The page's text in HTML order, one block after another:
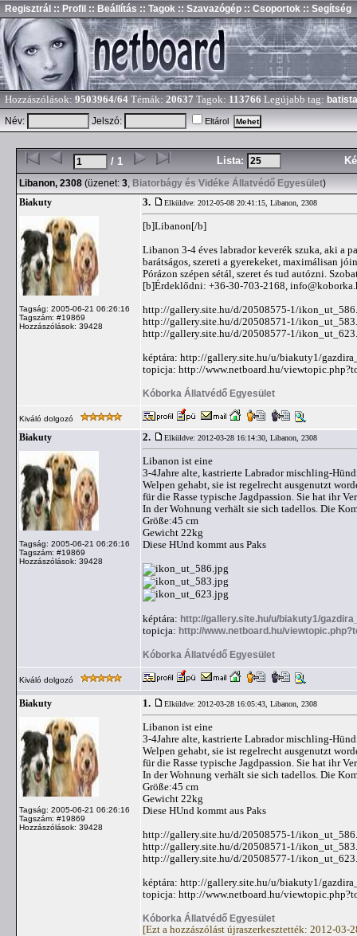
Regisztrál :: Profil :: Beállítás :: Tagok :: Szavazógép :: Csoportok :: Segítség
Hozzászólások: 9503964/64 Témák: 20637 Tagok: 113766 Legújabb tag: batista
Név:
Jelszó: Eltárol
/ 1 Lista:
Libanon, 2308 (üzenet: 3, Biatorbágy és Vidéke Állatvédő Egyesület)
Biakuty
Tagság: 2005-06-21 06:26:16
Tagszám: #19869
Hozzászólások: 39428
3. Elküldve: 2012-05-08 20:41:15, Libanon, 2308
[b]Libanon[/b]
Libanon 3-4 éves labrador keverék szuka, aki a
barátságos, szereti a gyerekeket, maximálisan
Pórázon szépen sétál, szeret és tud autózni.
[b]Érdeklődni: +36-30-703-2168,
http://gallery.site.hu/d/20508575-1/
http://gallery.site.hu/d/20508571-1/
http://gallery.site.hu/d/20508577-1/
képtára: http://gallery.site.hu/u/biakuty1/
topicja: http://www.netboard.hu/
Kóborka Állatvédő Egyesület
Kiváló dolgozó
Biakuty
Tagság: 2005-06-21 06:26:16
Tagszám: #19869
Hozzászólások: 39428
2. Elküldve: 2012-03-28 16:14:30, Libanon, 2308
Libanon ist eine
3-4Jahre alte, kastrierte Labrador mischling-
Welpen gehabt, sie ist regelrecht ausgenutzt
für die Rasse typische Jagdpassion. Sie hat ihr
In der Wohnung verhält sie sich tadellos. Die
Größe:45 cm
Gewicht 22kg
Diese HUnd kommt aus Paks
képtára: http://gallery.site.hu/u/biakuty1/
topicja: http://www.netboard.hu/
Kóborka Állatvédő Egyesület
Kiváló dolgozó
Biakuty
Tagság: 2005-06-21 06:26:16
Tagszám: #19869
Hozzászólások: 39428
1. Elküldve: 2012-03-28 16:05:43, Libanon, 2308
Libanon ist eine
3-4Jahre alte, kastrierte Labrador mischling-
Welpen gehabt, sie ist regelrecht ausgenutzt
für die Rasse typische Jagdpassion. Sie hat ihr
In der Wohnung verhält sie sich tadellos. Die
Größe:45 cm
Gewicht 22kg
Diese HUnd kommt aus Paks
http://gallery.site.hu/d/20508575-1/
http://gallery.site.hu/d/20508571-1/
http://gallery.site.hu/d/20508577-1/
képtára: http://gallery.site.hu/u/biakuty1/
topicja: http://www.netboard.hu/
Kóborka Állatvédő Egyesület
[Ezt a hozzászólást újraszerkesztették: 2012-03-